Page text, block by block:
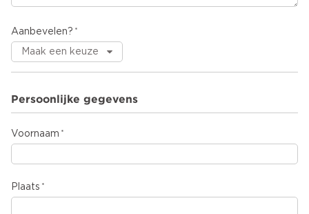
Aanbevelen?
Persoonlijke gegevens
Voornaam
Plaats